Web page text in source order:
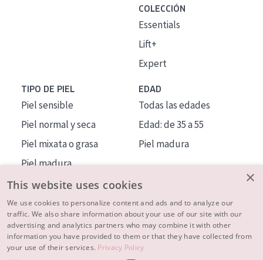
COLECCIÓN
Essentials
Lift+
Expert
TIPO DE PIEL
Piel sensible
Piel normal y seca
Piel mixata o grasa
Piel madura
Piel expuesta al sol
Piel menopáusica
EDAD
Todas las edades
Edad: de 35 a 55
Piel madura
MÁS SOBRE NOSOTROS
INSPIRACIÓN
×
This website uses cookies
We use cookies to personalize content and ads and to analyze our
traffic. We also share information about your use of our site with our
advertising and analytics partners who may combine it with other
information you have provided to them or that they have collected from
your use of their services. Privacy Policy